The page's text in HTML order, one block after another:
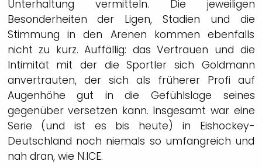
Unterhaltung vermitteln. Die jeweiligen
Besonderheiten der Ligen, Stadien und die
Stimmung in den Arenen kommen ebenfalls
nicht zu kurz. Auffällig: das Vertrauen und die
Intimität mit der die Sportler sich Goldmann
anvertrauten, der sich als früherer Profi auf
Augenhöhe gut in die Gefühlslage seines
gegenüber versetzen kann. Insgesamt war eine
Serie (und ist es bis heute) in Eishockey-
Deutschland noch niemals so umfangreich und
nah dran, wie N.ICE.